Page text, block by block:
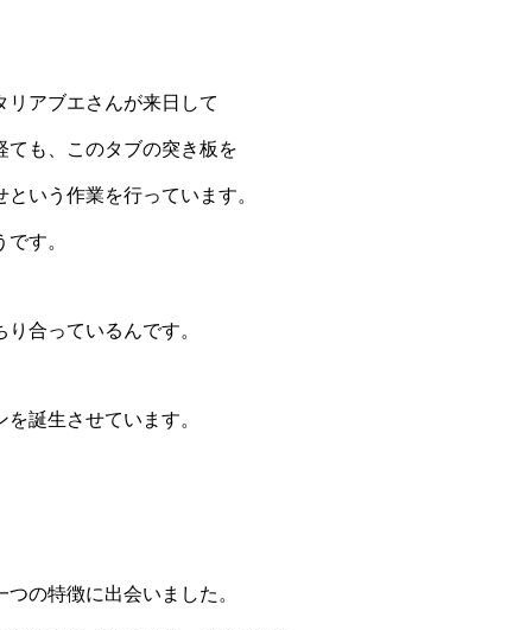
アブエさんが来日して
ても、このタブの突き板を
いう作業を行っています。
す。
合っているんです。
誕生させています。
の特徴に出会いました。